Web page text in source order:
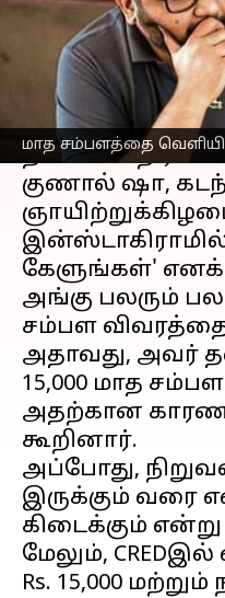
மாத சம்பளத்தை
எழுதியவர் Siranjeevi Feb
செய்தி முன்னோட்டம்
Fintech
தலைமை நிர்வாக
குணால் ஷா,
கேளுங்கள்'
அங்கு பலரும்
சம்பள விவரத்தை
அதாவது, அவர்
15,000 மாத
அதற்கான
கூறினார்.
அப்போது,
இருக்கும் வரை
கிடைக்கும்
மேலும்,
Rs. 15,000